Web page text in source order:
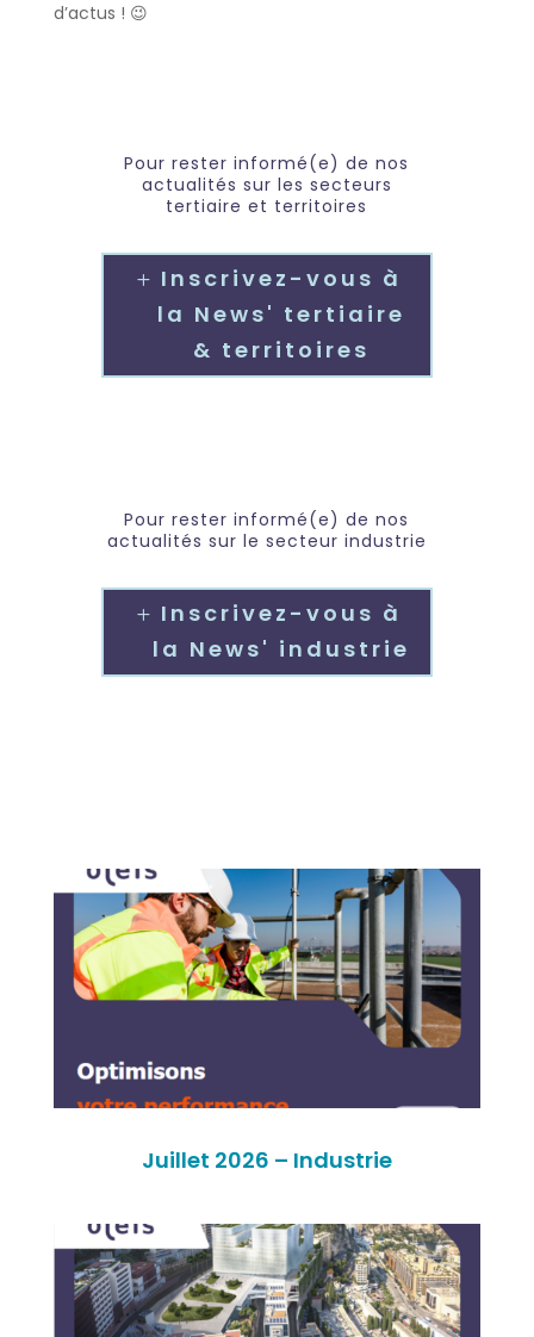
d’actus ! 😉
Pour rester informé(e) de nos
actualités sur les secteurs
tertiaire et territoires
Inscrivez-vous à
la News' tertiaire
& territoires
Pour rester informé(e) de nos
actualités sur le secteur industrie
Inscrivez-vous à
la News' industrie
Juillet 2026 – Industrie